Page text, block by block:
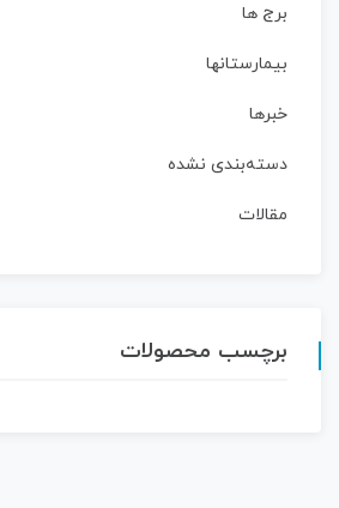
برج ها
بیمارستانها
خبرها
دسته‌بندی نشده
مقالات
برچسب محصولات